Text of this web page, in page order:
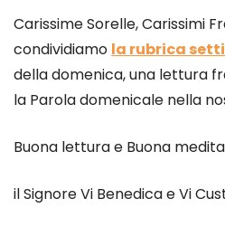
Carissime Sorelle, Carissimi
condividiamo la rubrica
della domenica, una lettura
la Parola domenicale nella
Buona lettura e Buona
il Signore Vi Benedica e Vi